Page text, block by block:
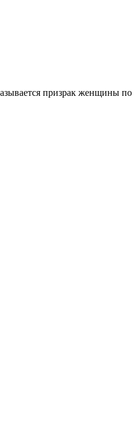
призрак женщины по